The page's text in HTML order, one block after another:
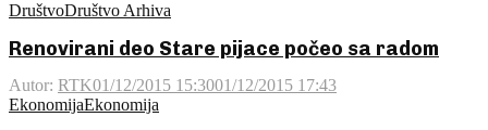
DruštvoDruštvo Arhiva
Renovirani deo Stare pijace počeo sa radom
Autor: RTK01/12/2015 15:3001/12/2015 17:43
EkonomijaEkonomija